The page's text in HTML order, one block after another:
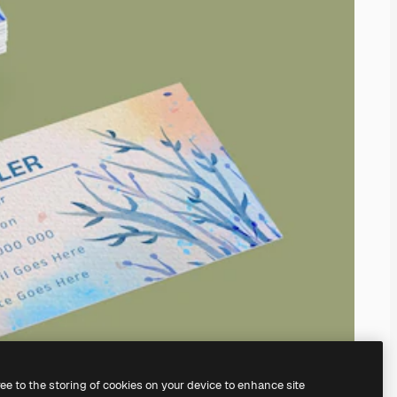
to the storing of cookies on your device to enhance site